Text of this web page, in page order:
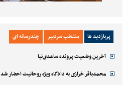
پربازدید ها منتخب سردبیر چندرسانه ای
آخرین وضعیت پرونده ساعدی‌نیا
محمدباقر خرازی به دادگاه ویژه روحانیت احضار شد